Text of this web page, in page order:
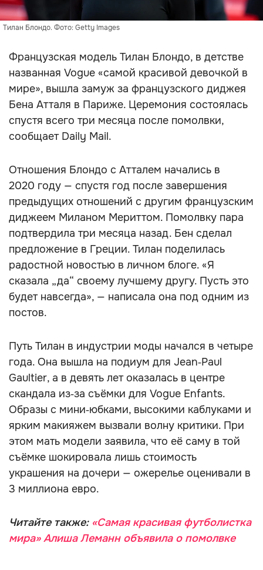
Тилан Блондо. Фото: Getty Images
Французская модель Тилан Блондо, в детстве
названная Vogue «самой красивой девочкой в
мире», вышла замуж за французского диджея
Бена Атталя в Париже. Церемония состоялась
спустя всего три месяца после помолвки,
сообщает Daily Mail.
Отношения Блондо с Атталем начались в
2020 году — спустя год после завершения
предыдущих отношений с другим французским
диджеем Миланом Мериттом. Помолвку пара
подтвердила три месяца назад. Бен сделал
предложение в Греции. Тилан поделилась
радостной новостью в личном блоге. «Я
сказала „да“ своему лучшему другу. Пусть это
будет навсегда», — написала она под одним из
постов.
Путь Тилан в индустрии моды начался в четыре
года. Она вышла на подиум для Jean‑Paul
Gaultier, а в девять лет оказалась в центре
скандала из‑за съёмки для Vogue Enfants.
Образы с мини‑юбками, высокими каблуками и
ярким макияжем вызвали волну критики. При
этом мать модели заявила, что её саму в той
съёмке шокировала лишь стоимость
украшения на дочери — ожерелье оценивали в
3 миллиона евро.
Читайте также: «Самая красивая футболистка
мира» Алиша Леманн объявила о помолвке